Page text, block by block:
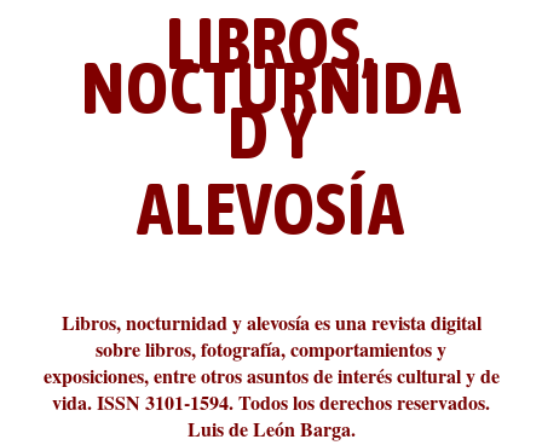
Liber 2026 al Fomento de la Le...
Revista Cultural Turia, númer...
10.000 pasos al día? Lo que d...
paisajística del mar de Sicil...
París
metafísicos de la novela ne...
LIBROS,
NOCTURNIDA
D Y
ALEVOSÍA
Libros, nocturnidad y alevosía es una revista digital
sobre libros, fotografía, comportamientos y
exposiciones, entre otros asuntos de interés cultural y de
vida. ISSN 3101-1594. Todos los derechos reservados.
Luis de León Barga.